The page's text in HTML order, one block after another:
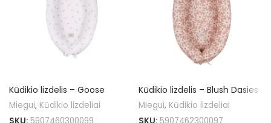
Kūdikio lizdelis – Goose
Miegui, Kūdikio lizdeliai
Kūdikio lizdelis – Blush Dasies
Miegui, Kūdikio lizdeliai